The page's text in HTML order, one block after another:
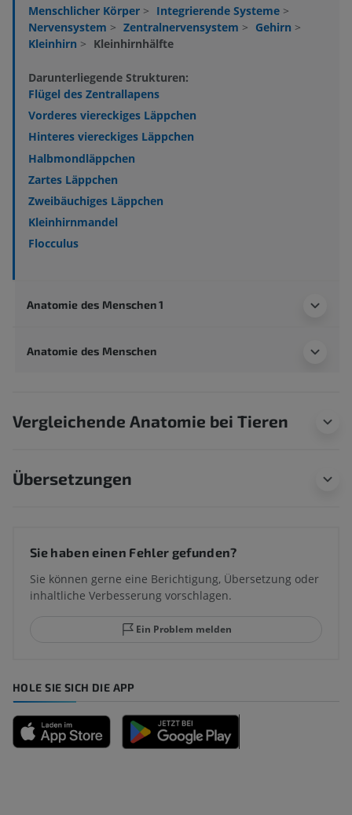
Menschlicher Körper > Integrierende Systeme >
Nervensystem > Zentralnervensystem > Gehirn >
Kleinhirn > Kleinhirnhälfte
Darunterliegende Strukturen:
Flügel des Zentrallapens
Vorderes viereckiges Läppchen
Hinteres viereckiges Läppchen
Halbmondläppchen
Zartes Läppchen
Zweibäuchiges Läppchen
Kleinhirnmandel
Flocculus
Anatomie des Menschen 1
Anatomie des Menschen
Vergleichende Anatomie bei Tieren
Übersetzungen
Sie haben einen Fehler gefunden?
Sie können gerne eine Berichtigung, Übersetzung oder
inhaltliche Verbesserung vorschlagen.
Ein Problem melden
HOLE SIE SICH DIE APP